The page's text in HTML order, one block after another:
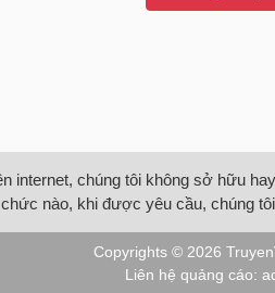
internet, chúng tôi không sở hữu
chức nào, khi được yêu cầu, chúng
Copyrights © 2026
Liên hệ quảng cáo: